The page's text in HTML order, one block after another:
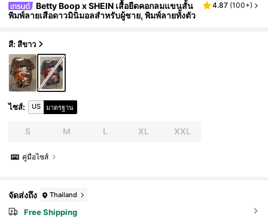
Betty Boop x SHEIN เสื้อยืดคอกลมแขนสั้น
พิมพ์ลายเสือดาวมินิมอลสำหรับผู้ชาย, พิมพ์ลายทั้งตัว
4.87 (100+)
สี: สีขาว
ไซส์: US มาตรฐาน
S M L XL XXL
คู่มือไซส์
จัดส่งถึง Thailand
Free Shipping